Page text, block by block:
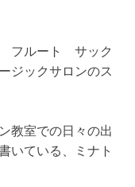
フルート サック
ジックサロンのス
教室での日々の出
いている、ミナト